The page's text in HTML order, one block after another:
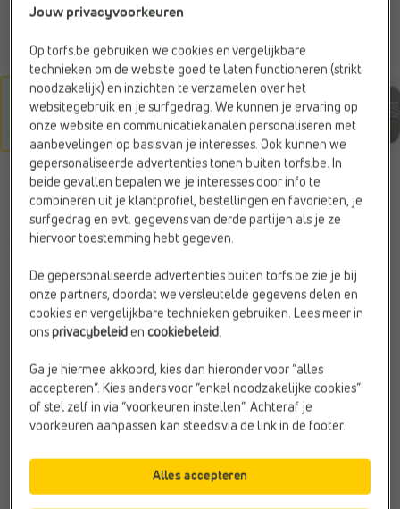
SKECHERS
Sneakers zwart
Web Only
€ 65,99
Kleur
Jouw privacyvoorkeuren
Op torfs.be gebruiken we cookies en vergelijkbare
technieken om de website goed te laten functioneren (strikt
noodzakelijk) en inzichten te verzamelen over het
websitegebruik en je surfgedrag. We kunnen je ervaring op
onze website en communicatiekanalen personaliseren met
aanbevelingen op basis van je interesses. Ook kunnen we
gepersonaliseerde advertenties tonen buiten torfs.be. In
beide gevallen bepalen we je interesses door info te
combineren uit je klantprofiel, bestellingen en favorieten, je
surfgedrag en evt. gegevens van derde partijen als je ze
hiervoor toestemming hebt gegeven.
De gepersonaliseerde advertenties buiten torfs.be zie je bij
onze partners, doordat we versleutelde gegevens delen en
cookies en vergelijkbare technieken gebruiken. Lees meer in
onsprivacybeleid encookiebeleid.
Ga je hiermee akkoord, kies dan hieronder voor “alles
accepteren”. Kies anders voor “enkel noodzakelijke cookies”
of stel zelf in via “voorkeuren instellen”. Achteraf je
voorkeuren aanpassen kan steeds via de link in de footer.
Alles accepteren